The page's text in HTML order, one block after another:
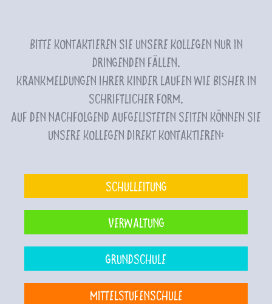
Bitte kontaktieren Sie unsere Kollegen nur in
dringenden Fällen.
Krankmeldungen Ihrer Kinder laufen wie bisher in
schriftlicher Form.
Auf den nachfolgend aufgelisteten Seiten können Sie
unsere Kollegen direkt kontaktieren:
Schulleitung
Verwaltung
Grundschule
Mittelstufenschule